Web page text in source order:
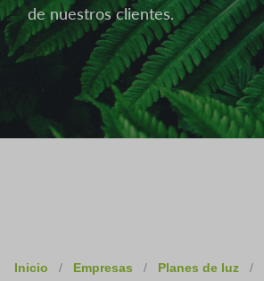
de nuestros clientes.
Inicio / Empresas / Planes de luz /